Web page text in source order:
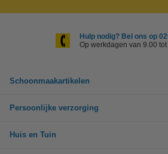
Hulp nodig? Bel ons op
Op werkdagen van 9.00
Schoonmaakartikelen
Persoonlijke verzorging
Huis en Tuin